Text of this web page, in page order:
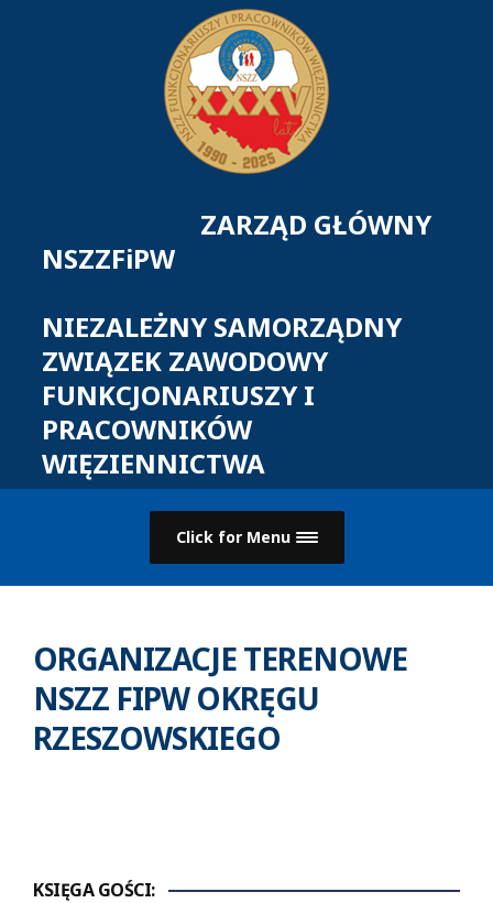
ZARZĄD GŁÓWNY
NSZZFiPW
NIEZALEŻNY SAMORZĄDNY
ZWIĄZEK ZAWODOWY
FUNKCJONARIUSZY I
PRACOWNIKÓW
WIĘZIENNICTWA
Click for Menu
ORGANIZACJE TERENOWE
NSZZ FIPW OKRĘGU
RZESZOWSKIEGO
KSIĘGA GOŚCI: